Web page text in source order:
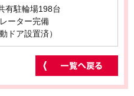
有駐輪場198台
ーター完備
ドア設置済）